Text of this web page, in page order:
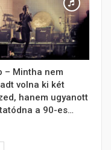
– Mintha nem
volna ki két
hanem ugyanott
a 90-es…